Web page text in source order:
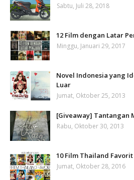
Sabtu, Juli 28, 2018
12 Film dengan Latar
Minggu, Januari 29, 2017
Novel Indonesia yang
Luar
Jumat, Oktober 25, 2013
[Giveaway] Tantangan
Rabu, Oktober 30, 2013
10 Film Thailand Favorit
Jumat, Oktober 28, 2016